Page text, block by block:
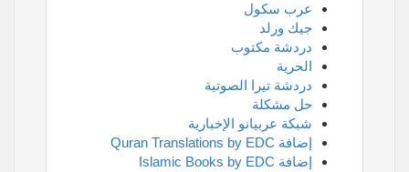
عرب سكول
جيك ورلد
دردشة مكتوب
الحرية
دردشة تيرا الصوتية
حل مشكلة
شبكة عربيانو الإخبارية
إضافة Quran Translations by EDC
إضافة Islamic Books by EDC